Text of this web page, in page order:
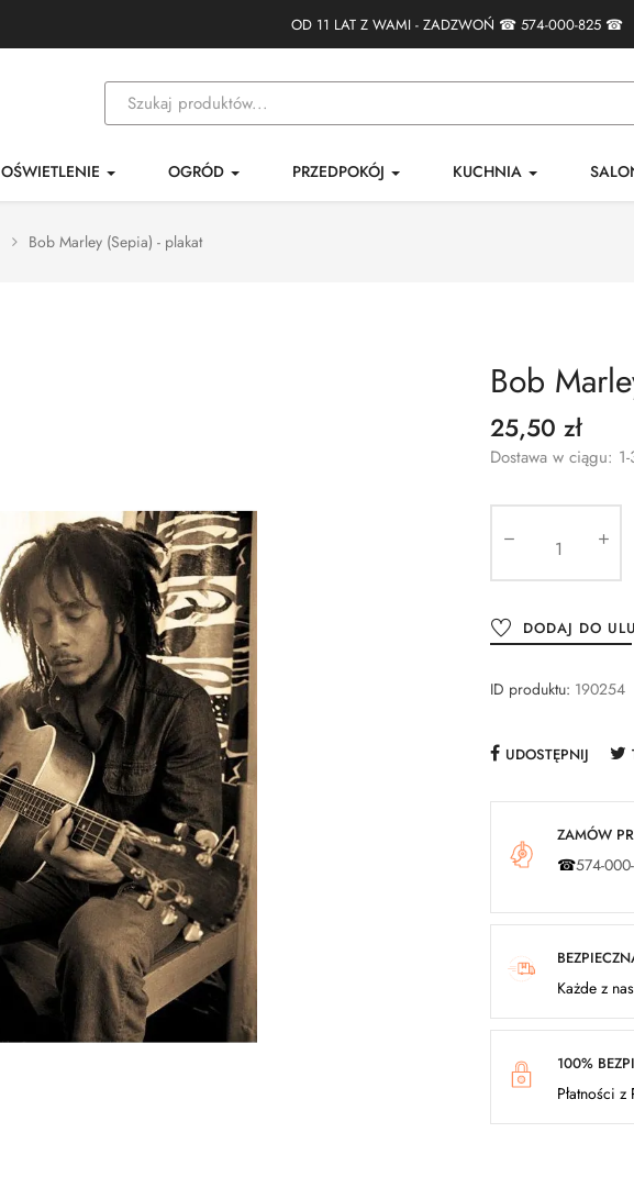
OD 11 LAT Z WAMI - ZADZWOŃ ☎ 574-000-825 ☎
OŚWIETLENIE OGRÓD PRZEDPOKÓJ KUCHNIA
Bob Marley (Sepia) - plakat
Bob
25,50 zł
Dostawa w ciągu:
DODAJ DO
ID produktu: 190254
UDOSTĘPNIJ
ZAMÓW
☎574-
Każde z
100%
Płatności